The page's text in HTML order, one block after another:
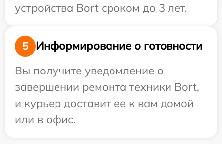
устройства Bort сроком до 3 лет.
5
Информирование о готовности
Вы получите уведомление о
завершении ремонта техники Bort,
и курьер доставит ее к вам домой
или в офис.